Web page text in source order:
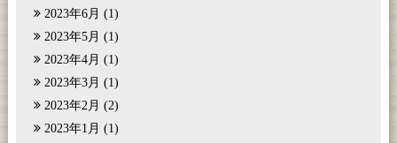
2023年6月 (1)
2023年5月 (1)
2023年4月 (1)
2023年3月 (1)
2023年2月 (2)
2023年1月 (1)